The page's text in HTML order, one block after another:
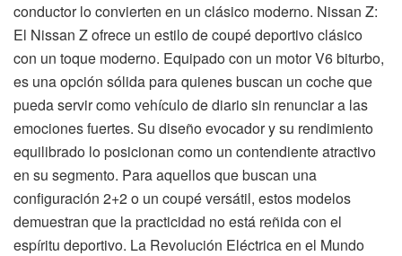
conductor lo convierten en un clásico moderno. Nissan Z:
El Nissan Z ofrece un estilo de coupé deportivo clásico
con un toque moderno. Equipado con un motor V6 biturbo,
es una opción sólida para quienes buscan un coche que
pueda servir como vehículo de diario sin renunciar a las
emociones fuertes. Su diseño evocador y su rendimiento
equilibrado lo posicionan como un contendiente atractivo
en su segmento. Para aquellos que buscan una
configuración 2+2 o un coupé versátil, estos modelos
demuestran que la practicidad no está reñida con el
espíritu deportivo. La Revolución Eléctrica en el Mundo